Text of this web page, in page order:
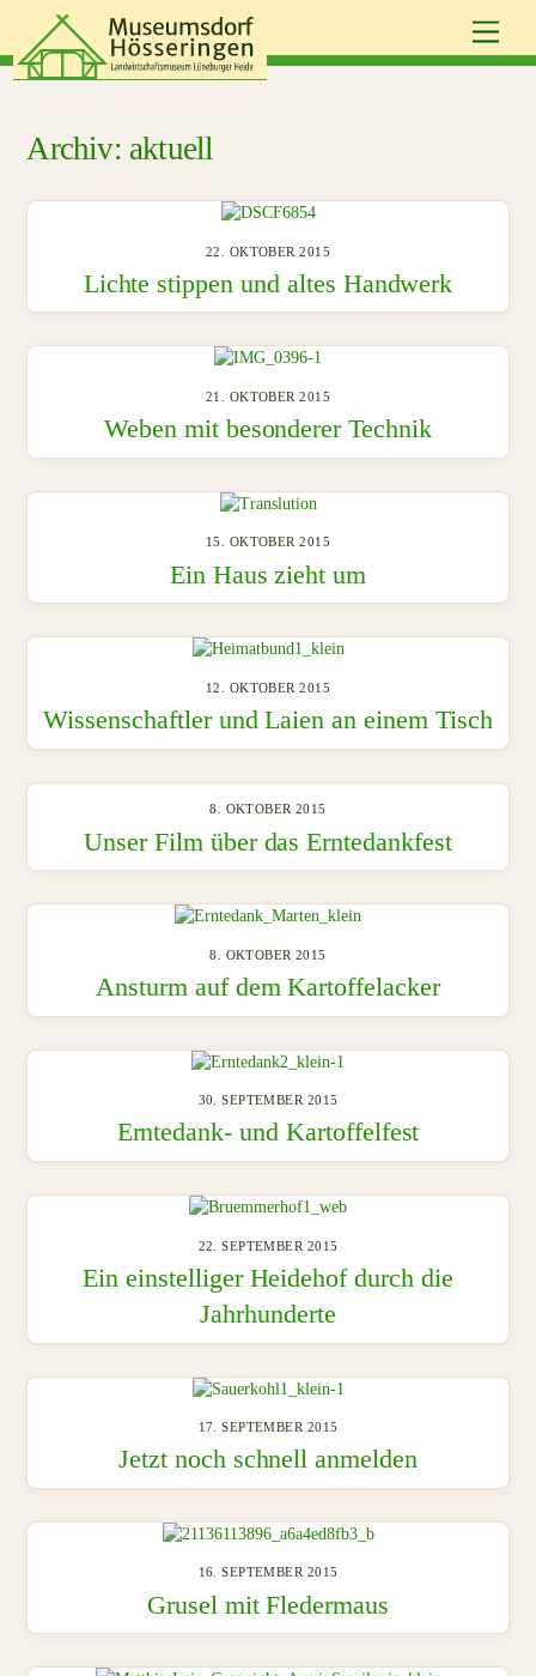
content
aktuell
22. OKTOBER 2015
Lichte stippen und altes Handwerk
21. OKTOBER 2015
Weben mit besonderer Technik
15. OKTOBER 2015
Ein Haus zieht um
12. OKTOBER 2015
Wissenschaftler und Laien an einem Tisch
8. OKTOBER 2015
Unser Film über das Erntedankfest
8. OKTOBER 2015
Ansturm auf dem Kartoffelacker
30. SEPTEMBER 2015
Erntedank- und Kartoffelfest
22. SEPTEMBER 2015
Ein einstelliger Heidehof durch die
Jahrhunderte
17. SEPTEMBER 2015
Jetzt noch schnell anmelden
16. SEPTEMBER 2015
Grusel mit Fledermaus